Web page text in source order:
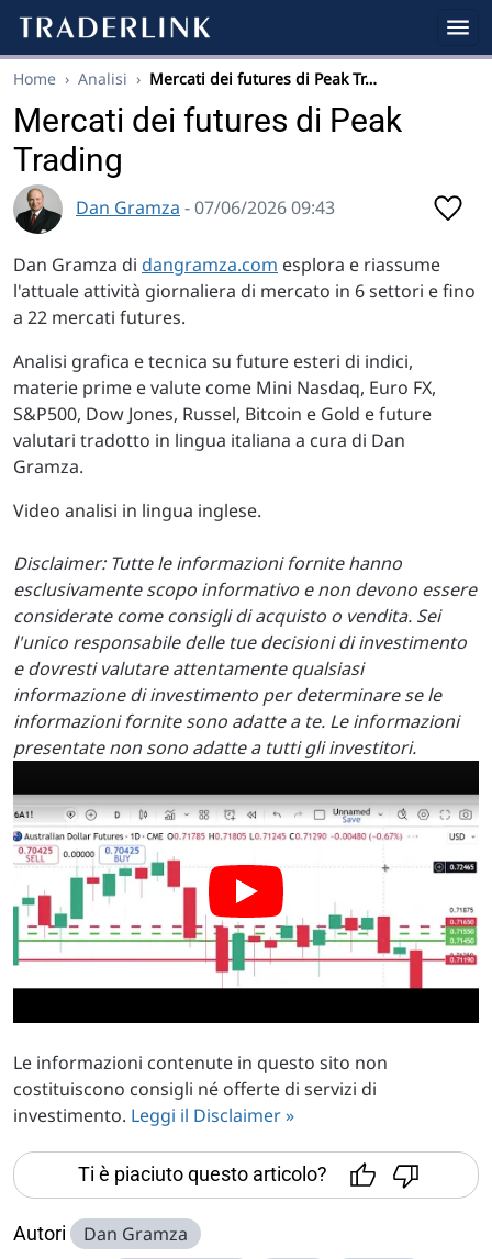
Home › Analisi › Mercati dei futures di Peak Tr…
Mercati dei futures di Peak
Trading
Dan Gramza - 07/06/2026 09:43
Dan Gramza di dangramza.com esplora e riassume
l'attuale attività giornaliera di mercato in 6 settori e fino
a 22 mercati futures.
Analisi grafica e tecnica su future esteri di indici,
materie prime e valute come Mini Nasdaq, Euro FX,
S&P500, Dow Jones, Russel, Bitcoin e Gold e future
valutari tradotto in lingua italiana a cura di Dan
Gramza.
Video analisi in lingua inglese.
Disclaimer: Tutte le informazioni fornite hanno
esclusivamente scopo informativo e non devono essere
considerate come consigli di acquisto o vendita. Sei
l'unico responsabile delle tue decisioni di investimento
e dovresti valutare attentamente qualsiasi
informazione di investimento per determinare se le
informazioni fornite sono adatte a te. Le informazioni
presentate non sono adatte a tutti gli investitori.
Le informazioni contenute in questo sito non
costituiscono consigli né offerte di servizi di
investimento. Leggi il Disclaimer »
Ti è piaciuto questo articolo?
Autori Dan Gramza